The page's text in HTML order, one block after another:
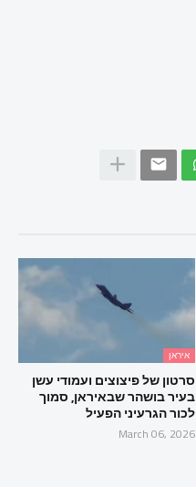
איראן
סרטון של פיצוצים ועמודי עשן
בעיר בושהר שבאיראן, סמוך
לכור הגרעיני הפעיל
March 06, 2026